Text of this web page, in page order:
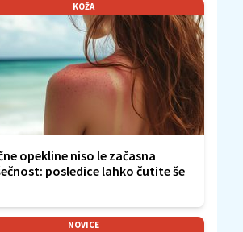
KOŽA
opekline niso le začasna
posledice lahko čutite še
NOVICE